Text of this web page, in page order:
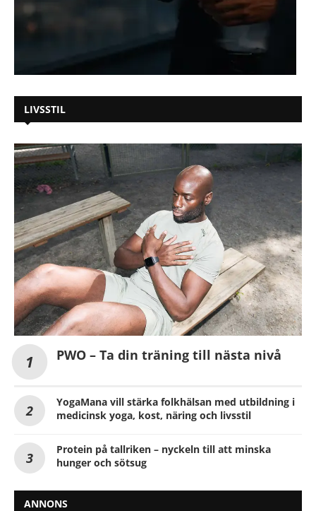
LIVSSTIL
PWO – Ta din träning till nästa nivå
YogaMana vill stärka folkhälsan med utbildning i
medicinsk yoga, kost, näring och livsstil
Protein på tallriken – nyckeln till att minska
hunger och sötsug
ANNONS